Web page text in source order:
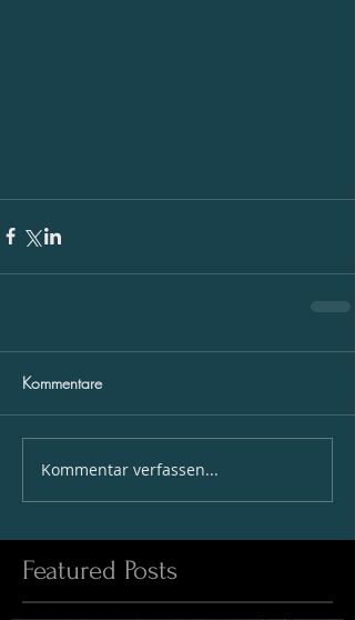
Kommentare
Kommentar verfassen...
Featured Posts